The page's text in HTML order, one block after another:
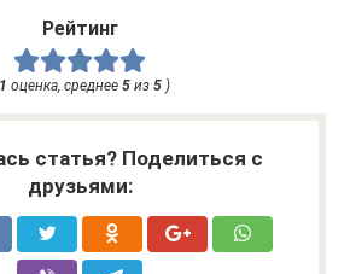
Рейтинг
1 оценка, среднее 5из 5)
статья? Поделиться с
друзьями: